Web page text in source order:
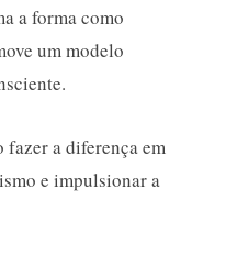
a forma como
um modelo
fazer a diferença em
e impulsionar a